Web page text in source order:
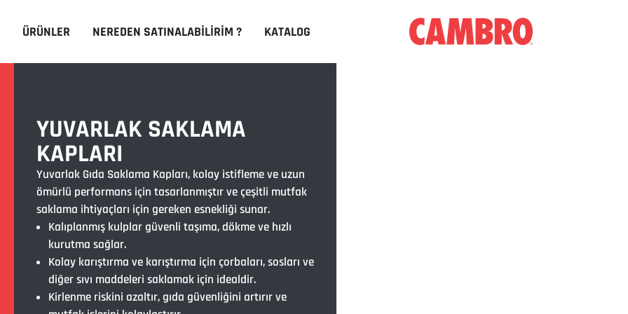
ÜRÜNLER NEREDEN SATINALABILIRIM ? KATALOG
YUVARLAK SAKLAMA
KAPLARI
Yuvarlak Gıda Saklama Kapları, kolay istifleme ve uzun
ömürlü performans için tasarlanmıştır ve çeşitli mutfak
saklama ihtiyaçları için gereken esnekliği sunar.
Kalıplanmış kulplar güvenli taşıma, dökme ve hızlı
kurutma sağlar.
Kolay karıştırma ve karıştırma için çorbaları, sosları ve
diğer sıvı maddeleri saklamak için idealdir.
Kirlenme riskini azaltır, gıda güvenliğini artırır ve